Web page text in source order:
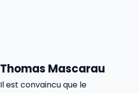
Thomas Mascarau
Il est convaincu que le